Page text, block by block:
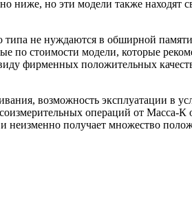
ниже, но эти модели также находят
типа не нуждаются в обширной
по стоимости модели, которые
фирменных положительных
возможность эксплуатации в
операций от Масса-К
неизменно получает множество